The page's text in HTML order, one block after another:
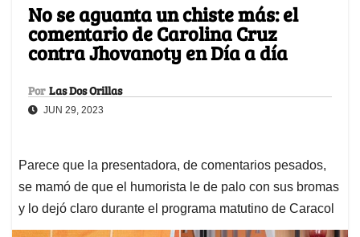
No se aguanta un chiste más: el
comentario de Carolina Cruz
contra Jhovanoty en Día a día
Por Las Dos Orillas
JUN 29, 2023
Parece que la presentadora, de comentarios pesados,
se mamó de que el humorista le de palo con sus bromas
y lo dejó claro durante el programa matutino de Caracol